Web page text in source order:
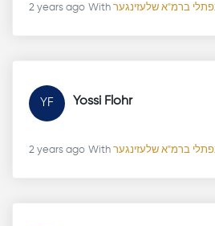
2 years ago With
YF Yossi Flohr
2 years ago With